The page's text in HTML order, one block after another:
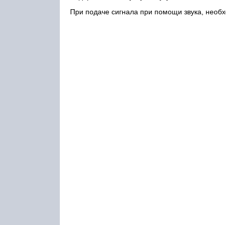
При подаче сигнала при помощи звука,